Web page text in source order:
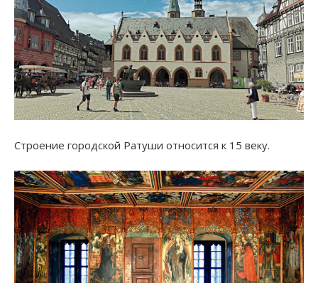
Строение городской Ратуши относится к 15 веку.